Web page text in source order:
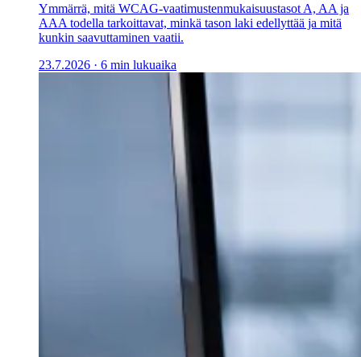
Ymmärrä, mitä WCAG-vaatimustenmukaisuustasot A, AA ja
AAA todella tarkoittavat, minkä tason laki edellyttää ja mitä
kunkin saavuttaminen vaatii.
23.7.2026 · 6 min lukuaika